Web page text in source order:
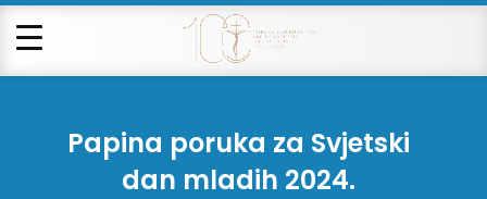
Papina poruka za Svjetski
dan mladih 2024.